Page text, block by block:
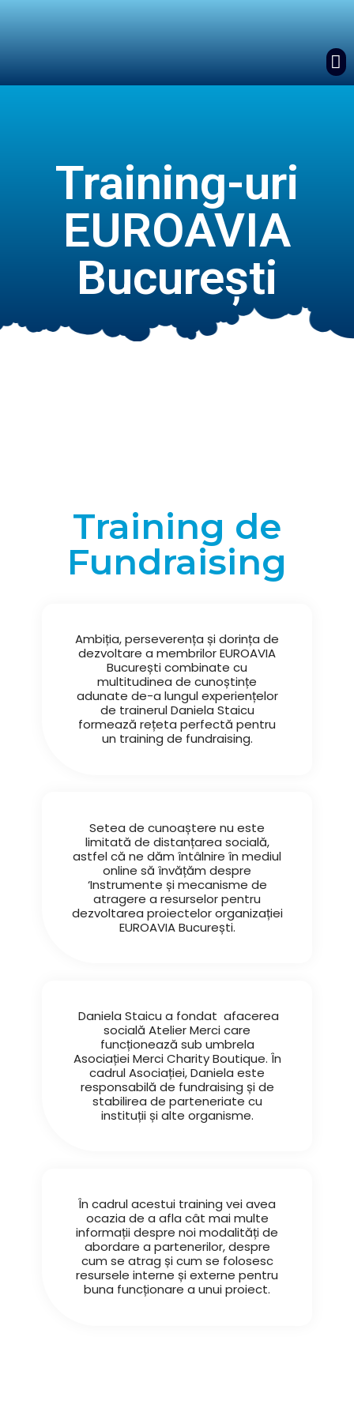
Training-uri
EUROAVIA
București
Training de
Fundraising
Ambiția, perseverența și dorința de
dezvoltare a membrilor EUROAVIA
București combinate cu
multitudinea de cunoștințe
adunate de-a lungul experiențelor
de trainerul Daniela Staicu
formează rețeta perfectă pentru
un training de fundraising.
Setea de cunoaștere nu este
limitată de distanțarea socială,
astfel că ne dăm întâlnire în mediul
online să învățăm despre
‘Instrumente și mecanisme de
atragere a resurselor pentru
dezvoltarea proiectelor organizației
EUROAVIA București.
Daniela Staicu a fondat afacerea
socială Atelier Merci care
funcționează sub umbrela
Asociației Merci Charity Boutique. În
cadrul Asociației, Daniela este
responsabilă de fundraising și de
stabilirea de parteneriate cu
instituții și alte organisme.
În cadrul acestui training vei avea
ocazia de a afla cât mai multe
informații despre noi modalități de
abordare a partenerilor, despre
cum se atrag și cum se folosesc
resursele interne și externe pentru
buna funcționare a unui proiect.